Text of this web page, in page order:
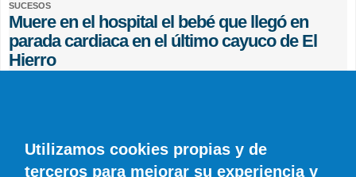
SUCESOS
Muere en el hospital el bebé que llegó en
parada cardiaca en el último cayuco de El
Hierro
Utilizamos cookies propias y de
terceros para mejorar su experiencia y